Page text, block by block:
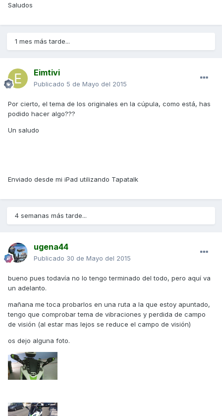
Saludos
1 mes más tarde...
Eimtivi
Publicado 5 de Mayo del 2015
Por cierto, el tema de los originales en la cúpula, como está, has
podido hacer algo???
Un saludo
Enviado desde mi iPad utilizando Tapatalk
4 semanas más tarde...
ugena44
Publicado 30 de Mayo del 2015
bueno pues todavía no lo tengo terminado del todo, pero aquí va
un adelanto.
mañana me toca probarlos en una ruta a la que estoy apuntado,
tengo que comprobar tema de vibraciones y perdida de campo
de visión (al estar mas lejos se reduce el campo de visión)
os dejo alguna foto.